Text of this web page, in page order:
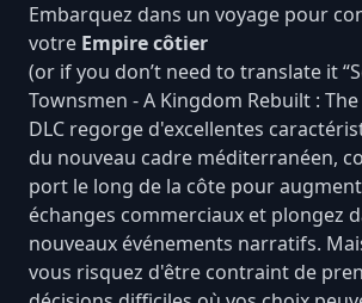
Embarquez dans un voyage pour
votre Empire côtier
(or if you don’t need to translate it
Townsmen - A Kingdom Rebuilt :
DLC regorge d'excellentes
du nouveau cadre méditerranéen,
port le long de la côte pour
échanges commerciaux et plongez
nouveaux événements narratifs.
vous risquez d'être contraint de